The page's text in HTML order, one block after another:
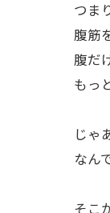
つま
腹筋
腹だ
もっ
じゃ
なん
そこ